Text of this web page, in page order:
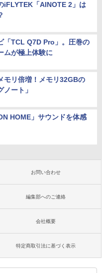
iFLYTEK「AINOTE 2」は
「TCL Q7D Pro」。圧巻の
ムが極上体験に
モリ倍増！メモリ32GBの
ノート」
HOME」サウンドを体感
お問い合わせ
編集部へのご連絡
会社概要
特定商取引法に基づく表示